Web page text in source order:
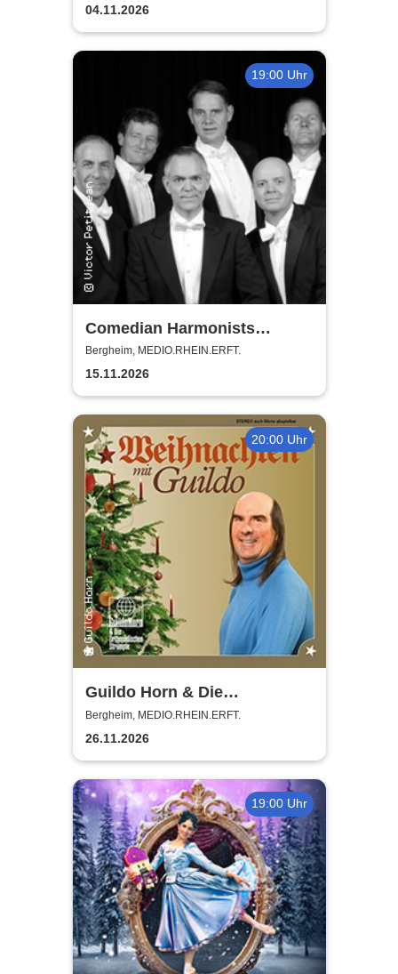
Show! - (ständig aktualisiert)
04.11.2026
19:00 Uhr
Comedian Harmonists
Forever - Das Leben ein
Konzert
Bergheim, MEDIO.RHEIN.ERFT.
15.11.2026
20:00 Uhr
Guildo Horn & Die
Orthopädischen Strümpfe -
Weihnachten mit Guildo
Bergheim, MEDIO.RHEIN.ERFT.
26.11.2026
19:00 Uhr